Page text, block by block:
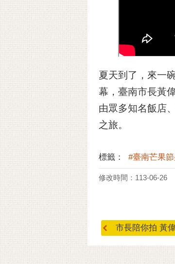
夏天到了，來一
幕，臺南市長黃
由眾多知名飯店
之旅。
標籤： #臺南芒果
修改時間：113-06-26
市長陪你拍 黃